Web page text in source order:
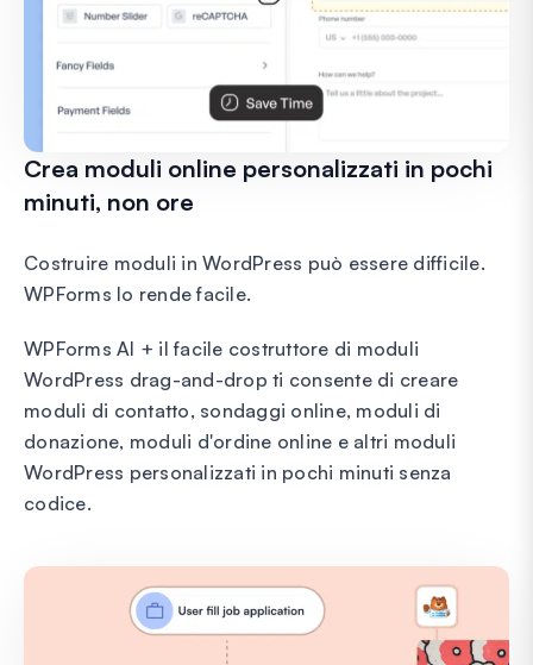
Crea moduli online personalizzati in pochi
minuti, non ore
Costruire moduli in WordPress può essere difficile.
WPForms lo rende facile.
WPForms AI + il facile costruttore di moduli
WordPress drag-and-drop ti consente di creare
moduli di contatto, sondaggi online, moduli di
donazione, moduli d'ordine online e altri moduli
WordPress personalizzati in pochi minuti senza
codice.